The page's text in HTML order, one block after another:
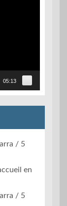
05:13
/ 5
en
/ 5